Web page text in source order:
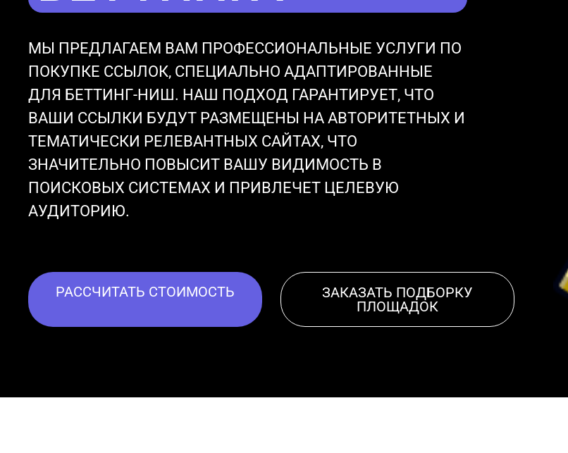
МЫ ПРЕДЛАГАЕМ ВАМ ПРОФЕССИОНАЛЬНЫЕ УСЛУГИ ПО
ПОКУПКЕ ССЫЛОК, СПЕЦИАЛЬНО АДАПТИРОВАННЫЕ
ДЛЯ БЕТТИНГ-НИШ. НАШ ПОДХОД ГАРАНТИРУЕТ, ЧТО
ВАШИ ССЫЛКИ БУДУТ РАЗМЕЩЕНЫ НА АВТОРИТЕТНЫХ И
ТЕМАТИЧЕСКИ РЕЛЕВАНТНЫХ САЙТАХ, ЧТО
ЗНАЧИТЕЛЬНО ПОВЫСИТ ВАШУ ВИДИМОСТЬ В
ПОИСКОВЫХ СИСТЕМАХ И ПРИВЛЕЧЕТ ЦЕЛЕВУЮ
АУДИТОРИЮ.
РАССЧИТАТЬ СТОИМОСТЬ
ЗАКАЗАТЬ ПОДБОРКУ
ПЛОЩАДОК